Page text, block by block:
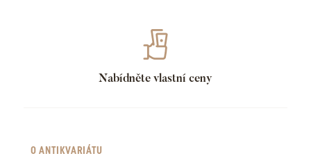
Nabídněte vlastní ceny
O ANTIKVARIÁTU